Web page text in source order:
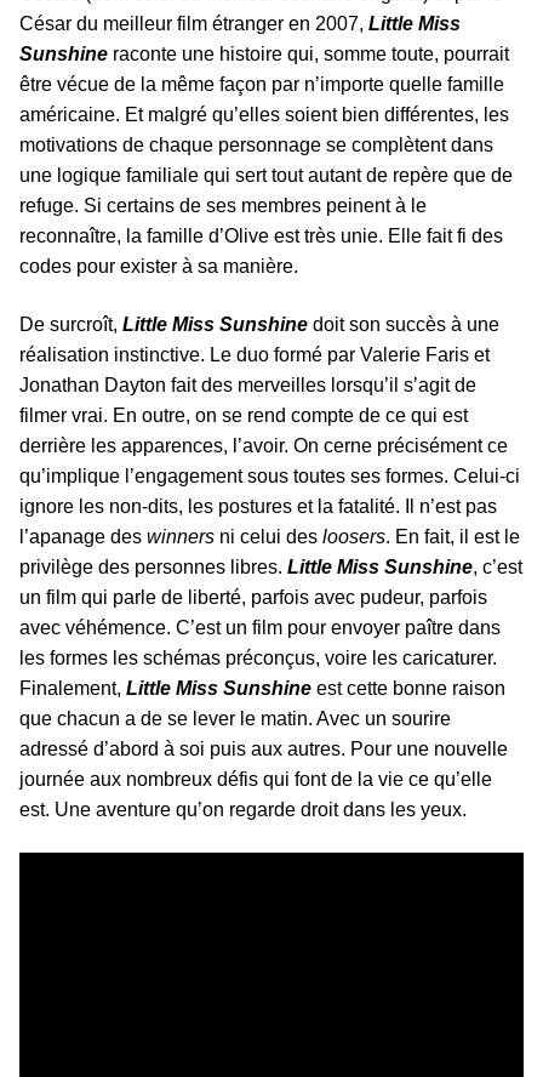
César du meilleur film étranger en 2007, Little Miss
Sunshine raconte une histoire qui, somme toute, pourrait
être vécue de la même façon par n’importe quelle famille
américaine. Et malgré qu’elles soient bien différentes, les
motivations de chaque personnage se complètent dans
une logique familiale qui sert tout autant de repère que de
refuge. Si certains de ses membres peinent à le
reconnaître, la famille d’Olive est très unie. Elle fait fi des
codes pour exister à sa manière.
De surcroît, Little Miss Sunshine doit son succès à une
réalisation instinctive. Le duo formé par Valerie Faris et
Jonathan Dayton fait des merveilles lorsqu’il s’agit de
filmer vrai. En outre, on se rend compte de ce qui est
derrière les apparences, l’avoir. On cerne précisément ce
qu’implique l’engagement sous toutes ses formes. Celui-ci
ignore les non-dits, les postures et la fatalité. Il n’est pas
l’apanage des winners ni celui des loosers. En fait, il est le
privilège des personnes libres. Little Miss Sunshine, c’est
un film qui parle de liberté, parfois avec pudeur, parfois
avec véhémence. C’est un film pour envoyer paître dans
les formes les schémas préconçus, voire les caricaturer.
Finalement, Little Miss Sunshine est cette bonne raison
que chacun a de se lever le matin. Avec un sourire
adressé d’abord à soi puis aux autres. Pour une nouvelle
journée aux nombreux défis qui font de la vie ce qu’elle
est. Une aventure qu’on regarde droit dans les yeux.